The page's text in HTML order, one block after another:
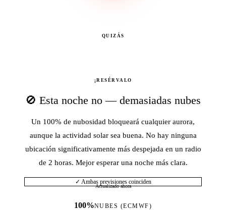
QUIZÁS
¡RESÉRVALO
🚫 Esta noche no — demasiadas nubes
Un 100% de nubosidad bloqueará cualquier aurora,
aunque la actividad solar sea buena. No hay ninguna
ubicación significativamente más despejada en un radio
de 2 horas. Mejor esperar una noche más clara.
✓ Ambas previsiones coinciden
Actualizado ahora
100%NUBES (ECMWF)